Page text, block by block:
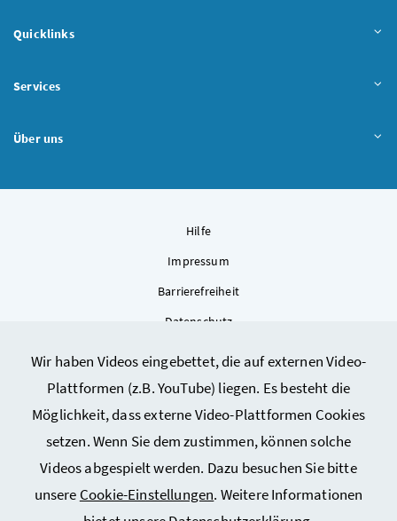
Wir haben Videos eingebettet, die auf externen Video-
Plattformen (z.B. YouTube) liegen. Es besteht die
Möglichkeit, dass externe Video-Plattformen Cookies
setzen. Wenn Sie dem zustimmen, können solche
Videos abgespielt werden. Dazu besuchen Sie bitte
unsere Cookie-Einstellungen. Weitere Informationen
Quicklinks
Services
Über uns
Hilfe
Impressum
Barrierefreiheit
Datenschutz
Sitemap
Cookie-Einstellungen